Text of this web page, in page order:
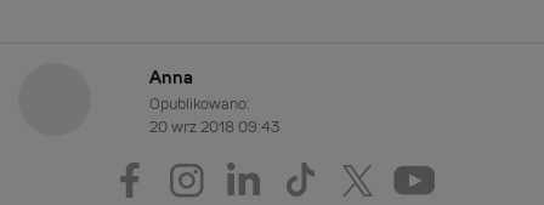
Anna
Opublikowano:
20 wrz 2018 09:43